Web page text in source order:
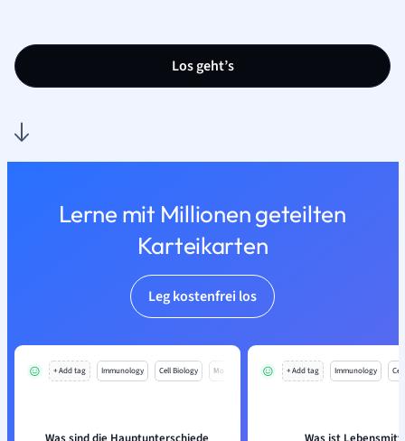
Los geht’s
Lerne mit Millionen geteilten
Karteikarten
Leg kostenfrei los
+ Add tag Immunology Cell Biology Mo + Add tag Immunology